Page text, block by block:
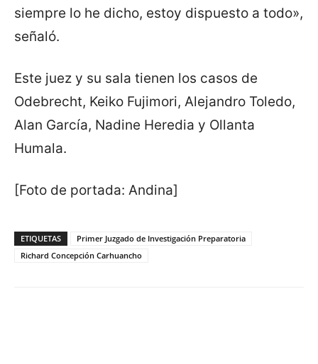
siempre lo he dicho, estoy dispuesto a todo»,
señaló.
Este juez y su sala tienen los casos de
Odebrecht, Keiko Fujimori, Alejandro Toledo,
Alan García, Nadine Heredia y Ollanta
Humala.
[Foto de portada: Andina]
ETIQUETAS
Primer Juzgado de Investigación Preparatoria
Richard Concepción Carhuancho